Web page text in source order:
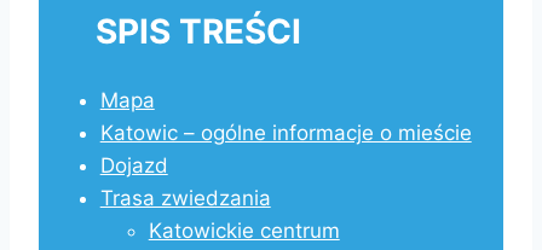
SPIS TREŚCI
Mapa
Katowic – ogólne informacje o mieście
Dojazd
Trasa zwiedzania
Katowickie centrum